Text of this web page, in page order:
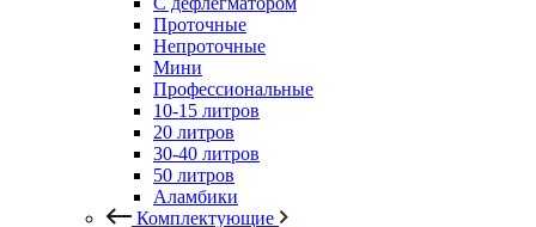
Проточные
Непроточные
Мини
Профессиональные
10-15 литров
20 литров
30-40 литров
50 литров
Аламбики
Комплектующие